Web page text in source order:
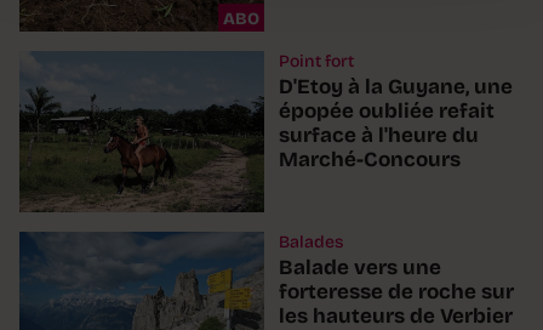
ABO
Point fort
D'Etoy à la Guyane, une
épopée oubliée refait
surface à l'heure du
Marché-Concours
Balades
Balade vers une
forteresse de roche sur
les hauteurs de Verbier